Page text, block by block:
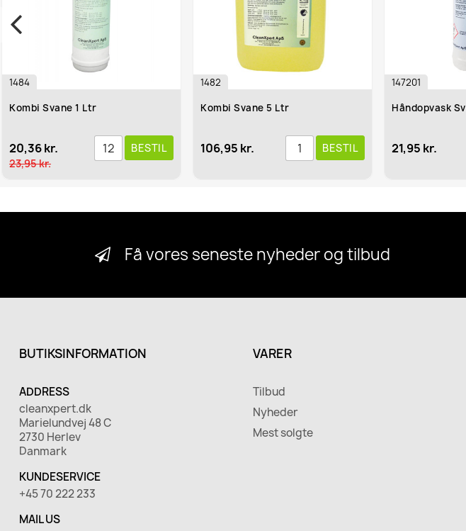
1 Ltr
BESTIL
Kombi Svane 5 Ltr
106,95 kr. BESTIL
Håndopvask Svane 1 Ltr
21,95 kr.
Få vores seneste nyheder og tilbud
BUTIKSINFORMATION
ADDRESS
cleanxpert.dk
Marielundvej 48 C
2730 Herlev
Danmark
KUNDESERVICE
+45 70 222 233
MAIL US
VARER
Tilbud
Nyheder
Mest solgte